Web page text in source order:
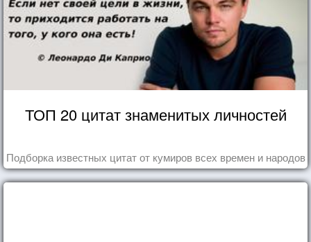
ТОП 20 цитат знаменитых личностей
Подборка известных цитат от кумиров всех времен и народов